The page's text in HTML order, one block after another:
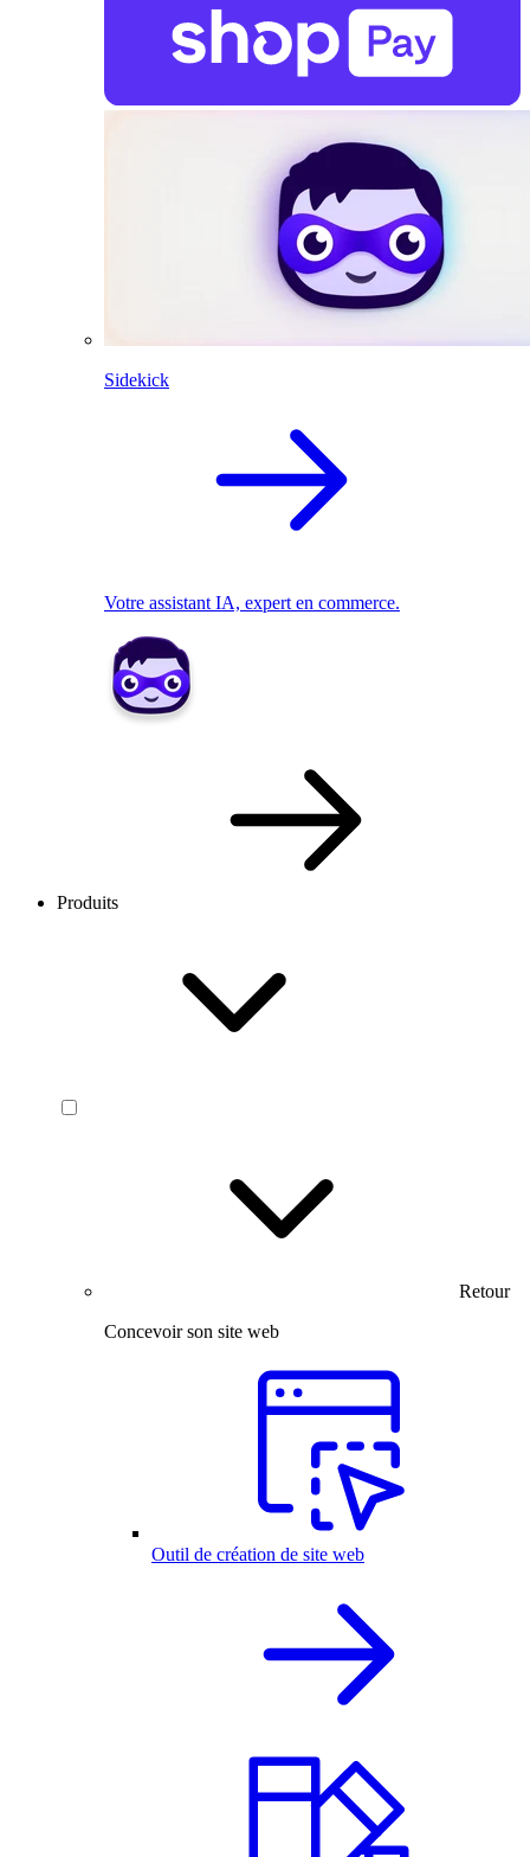
Sidekick
Votre assistant IA, expert en commerce.
Produits
Retour
Concevoir son site web
Outil de création de site web